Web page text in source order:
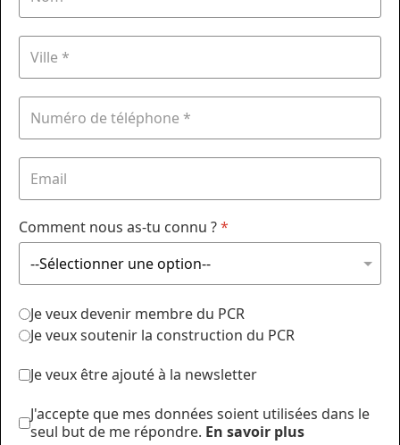
Comment nous as-tu connu ?*
Je veux devenir membre du PCR
Je veux soutenir la construction du PCR
Je veux être ajouté à la newsletter
J'accepte que mes données soient utilisées dans le
seul but de me répondre. En savoir plus